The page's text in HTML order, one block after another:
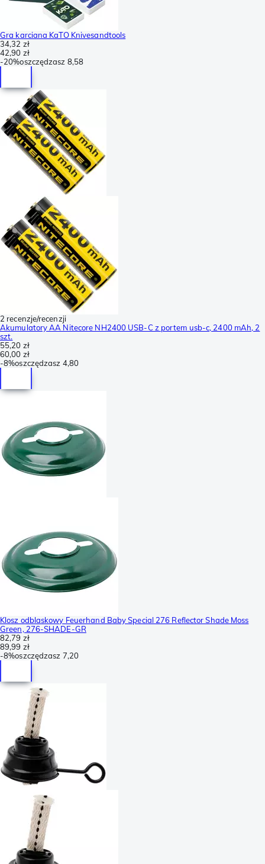
Gra karciana KaTO Knivesandtools
34,32 zł
42,90 zł
-20%oszczędzasz 8,58
2 recenzje/recenzji
Akumulatory AA Nitecore NH2400 USB-C z portem usb-c, 2400 mAh, 2
szt.
55,20 zł
60,00 zł
-8%oszczędzasz 4,80
Klosz odblaskowy Feuerhand Baby Special 276 Reflector Shade Moss
Green, 276-SHADE-GR
82,79 zł
89,99 zł
-8%oszczędzasz 7,20